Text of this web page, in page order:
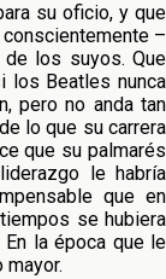
su oficio, y que
–
los suyos. Que
los Beatles nunca
pero no anda tan
de lo que su carrera
que su palmarés
le habría
que en
se hubiera
la época que le
mayor.